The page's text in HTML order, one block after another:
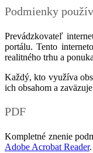
Podmienky
Prevádzkovateľ
portálu. Tento
realitného trhu a
Každý, kto využíva
ich obsahom a
PDF
Kompletné znenie
Adobe Acrobat Reader.